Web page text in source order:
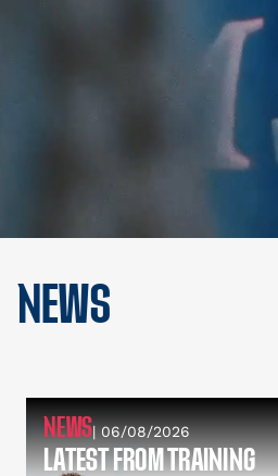
NEWS
NEWS| 06/08/2026
LATEST FROM TRAINING